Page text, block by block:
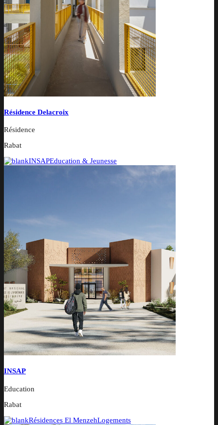
Résidence Delacroix
Résidence
Rabat
INSAPEducation & Jeunesse
INSAP
Education
Rabat
Résidences El MenzehLogements